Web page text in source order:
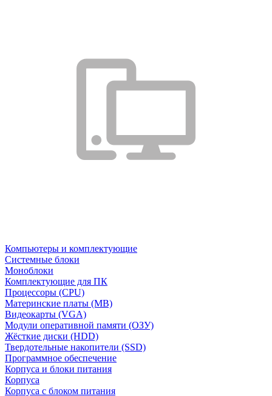
Компьютеры и комплектующие
Системные блоки
Моноблоки
Комплектующие для ПК
Процессоры (CPU)
Материнские платы (MB)
Видеокарты (VGA)
Модули оперативной памяти (ОЗУ)
Жёсткие диски (HDD)
Твердотельные накопители (SSD)
Программное обеспечение
Корпуса и блоки питания
Корпуса
Корпуса с блоком питания